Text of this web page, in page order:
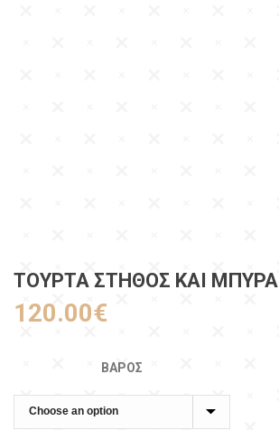
ΤΟΎΡΤΑ ΣΤΉΘΟΣ ΚΑΙ ΜΠΎΡΑ
120.00€
ΒΆΡΟΣ